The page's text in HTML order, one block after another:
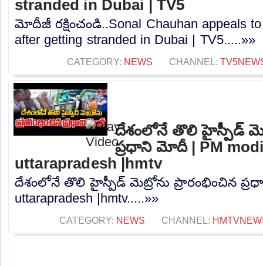
stranded in Dubai | TV5
మోదీజీ రక్షించండి..Sonal Chauhan appeals
after getting stranded in Dubai | TV5.....»»
CATEGORY: NEWS CHANNEL:
దేశంలోనే తొలి హైస్పీడ్
ప్రధాని మోదీ | PM
uttarapradesh |hmtv
దేశంలోనే తొలి హైస్పీడ్ మెట్రోను ప్రారంభించిన
uttarapradesh |hmtv.....»»
CATEGORY: NEWS CHANNEL: